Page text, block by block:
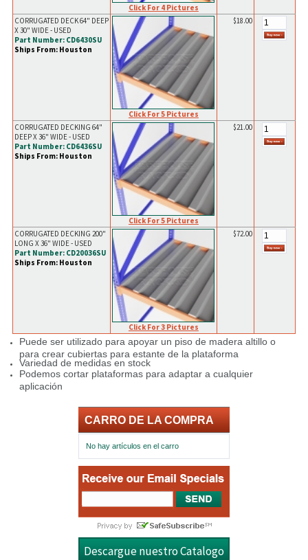
Click For 4 Pictures
CORRUGATED DECK 64" DEEP
X 30" WIDE - USED
Part Number: CD6430SU
Ships From: Houston
Click For 5 Pictures
$18.00
CORRUGATED DECKING 64"
DEEP X 36" WIDE - USED
Part Number: CD6436SU
Ships From: Houston
Click For 5 Pictures
$21.00
CORRUGATED DECKING 200"
LONG X 36" WIDE - USED
Part Number: CD20036SU
Ships From: Houston
Click For 3 Pictures
$72.00
Puede ser utilizado para apoyar un piso de madera altillo o
para crear cubiertas para estante de la plataforma
Variedad de medidas en stock
Podemos cortar plataformas para adaptar a cualquier
aplicación
CARRO DE LA COMPRA
No hay artículos en el carro
Descargue nuestro Catalogo